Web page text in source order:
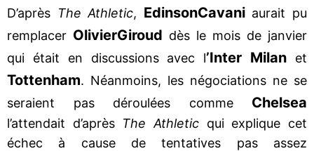
D’après The Athletic, EdinsonCavaniaurait pu
remplacer OlivierGiroud dès le mois de janvier
qui était en discussions avec l’Inter Milan et
Tottenham. Néanmoins, les négociations ne se
seraient pas déroulées comme Chelsea
l’attendait d’après The Athletic qui explique cet
échec à cause de tentatives pas assez